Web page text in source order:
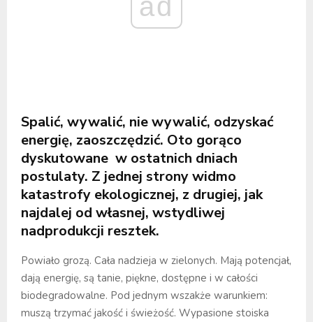
ad
Spalić, wywalić, nie wywalić, odzyskać
energię, zaoszczędzić. Oto gorąco
dyskutowane w ostatnich dniach
postulaty. Z jednej strony widmo
katastrofy ekologicznej, z drugiej, jak
najdalej od własnej, wstydliwej
nadprodukcji resztek.
Powiało grozą. Cała nadzieja w zielonych. Mają potencjał,
dają energię, są tanie, piękne, dostępne i w całości
biodegradowalne. Pod jednym wszakże warunkiem:
muszą trzymać jakość i świeżość. Wypasione stoiska